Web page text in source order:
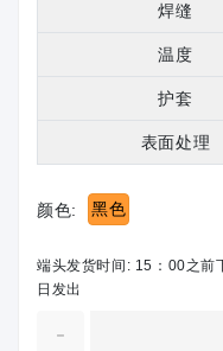
焊缝
温度
护套
表面处理
颜色: 黑色
端头发货时间: 15：00之前
日发出
-